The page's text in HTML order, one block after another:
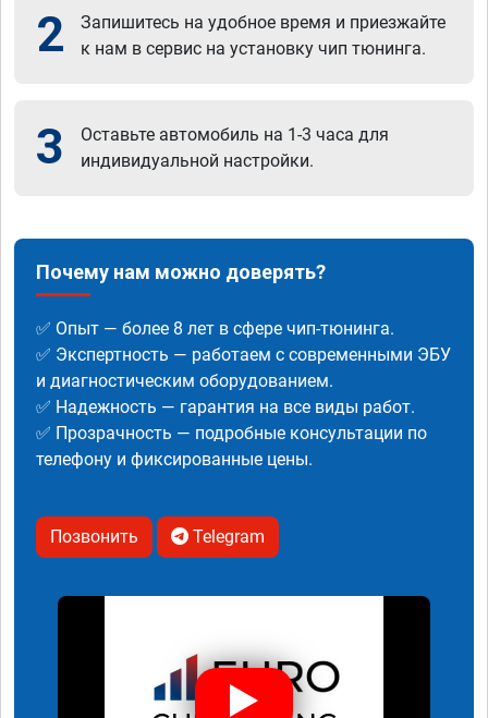
2
Запишитесь на удобное время и приезжайте
к нам в сервис на установку чип тюнинга.
3
Оставьте автомобиль на 1-3 часа для
индивидуальной настройки.
Почему нам можно доверять?
✅ Опыт — более 8 лет в сфере чип-тюнинга.
✅ Экспертность — работаем с современными ЭБУ
и диагностическим оборудованием.
✅ Надежность — гарантия на все виды работ.
✅ Прозрачность — подробные консультации по
телефону и фиксированные цены.
Позвонить Telegram